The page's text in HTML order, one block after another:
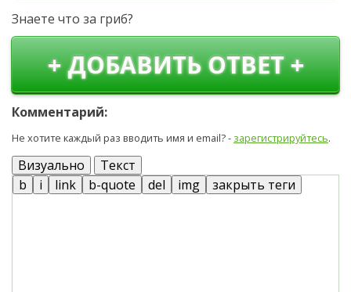
Знаете что за гриб?
+ ДОБАВИТЬ ОТВЕТ +
Комментарий:
Не хотите каждый раз вводить имя и email? - зарегистрируйтесь.
Визуально Текст